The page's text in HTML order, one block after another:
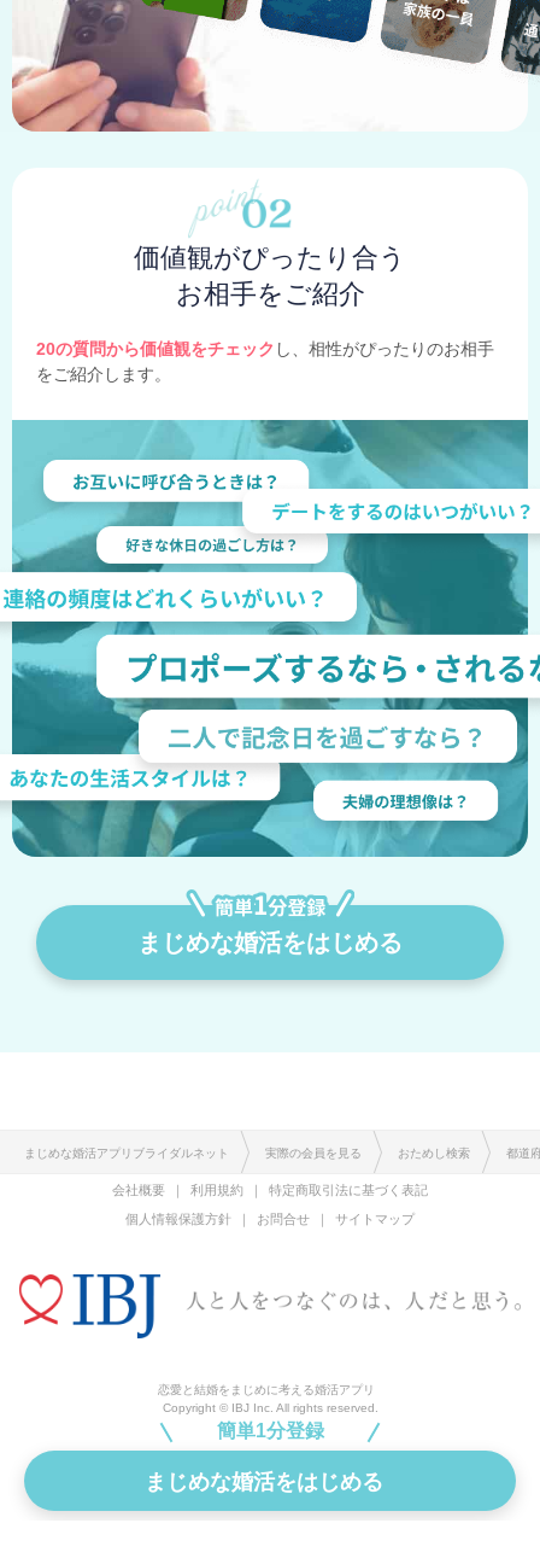
価値観がぴったり合う
お相手をご紹介
20の質問から価値観をチェック し、相性がぴったりのお相手
をご紹介します。
まじめな婚活をはじめる
簡単1分登録
まじめな婚活をはじめる
まじめな婚活アプリブライダルネット 実際の会員を見る おためし検索 都道
会社概要 利用規約
特定商取引法に基づく表記
個人情報保護方針
お問合せ サイトマップ
恋愛と結婚をまじめに考える婚活アプリ
Copyright © IBJ Inc. All rights reserved.